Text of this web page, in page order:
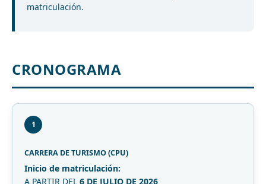
matriculación.
CRONOGRAMA
1
CARRERA DE TURISMO (CPU)
Inicio de matriculación:
A PARTIR DEL 6 DE JULIO DE 2026